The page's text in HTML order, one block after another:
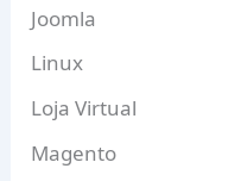
Joomla
Linux
Loja Virtual
Magento